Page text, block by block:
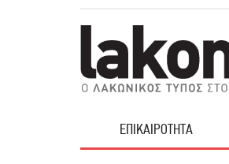
ΕΠΙΚΑΙΡΟΤΗΤΑ